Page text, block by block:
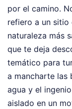
por el camino.
refiero a un sitio
naturaleza más
que te deja
temático para
a mancharte las
agua y el
aislado en un